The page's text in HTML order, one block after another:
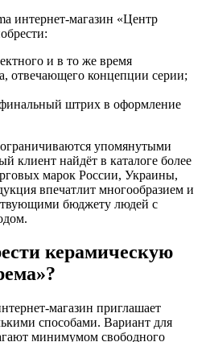
интернет-магазин «Центр
и в то же время
отвечающего концепции серии;
штрих в оформление
упомянутыми
клиент найдёт в каталоге более
марок России, Украины,
впечатлит многообразием и
бюджету людей с
керамическую
магазин приглашает
способами. Вариант для
минимумом свободного